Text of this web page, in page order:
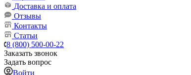
Доставка и оплата
Отзывы
Контакты
Статьи
8 (800) 500-00-22
Заказать звонок
Задать вопрос
Войти